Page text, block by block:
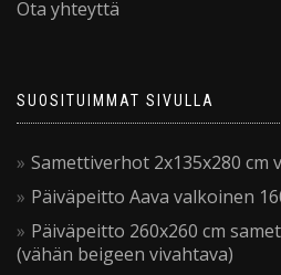
Ota yhteyttä
SUOSITUIMMAT SIVULLA
Samettiverhot 2x135x280 cm
Päiväpeitto Aava valkoinen
Päiväpeitto 260x260 cm
(vähän beigeen vivahtava)